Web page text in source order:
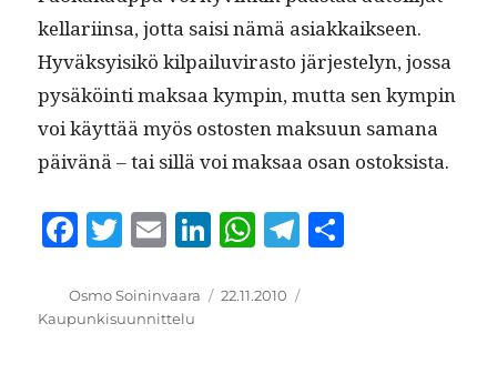
kel­lari­in­sa, jot­ta saisi nämä asi­akkaik­seen.
Hyväksy­isikö kil­pailu­vi­ras­to jär­jeste­lyn, jos­sa
pysäköin­ti mak­saa kympin, mut­ta sen kympin
voi käyt­tää myös ostosten mak­su­un samana
päivänä – tai sil­lä voi mak­saa osan ostoksista.
F
c
e
T
it
te
E
ai
l
Li
k
W
at
T
e
Kirjoittaja
Osmo Soininvaara Julkaistu
22.11.2010
Kaupunkisuunnittelu